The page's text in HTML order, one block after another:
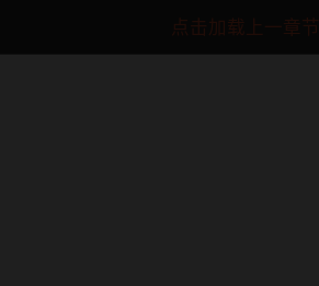
点击加载上一章节